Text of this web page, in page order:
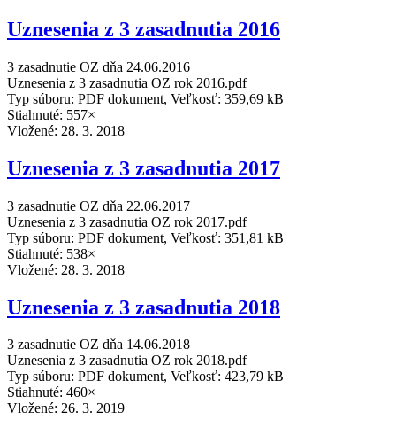
Uznesenia z 3 zasadnutia 2016
3 zasadnutie OZ dňa 24.06.2016
Uznesenia z 3 zasadnutia OZ rok 2016.pdf
Typ súboru: PDF dokument, Veľkosť: 359,69 kB
Stiahnuté: 557×
Vložené: 28. 3. 2018
Uznesenia z 3 zasadnutia 2017
3 zasadnutie OZ dňa 22.06.2017
Uznesenia z 3 zasadnutia OZ rok 2017.pdf
Typ súboru: PDF dokument, Veľkosť: 351,81 kB
Stiahnuté: 538×
Vložené: 28. 3. 2018
Uznesenia z 3 zasadnutia 2018
3 zasadnutie OZ dňa 14.06.2018
Uznesenia z 3 zasadnutia OZ rok 2018.pdf
Typ súboru: PDF dokument, Veľkosť: 423,79 kB
Stiahnuté: 460×
Vložené: 26. 3. 2019